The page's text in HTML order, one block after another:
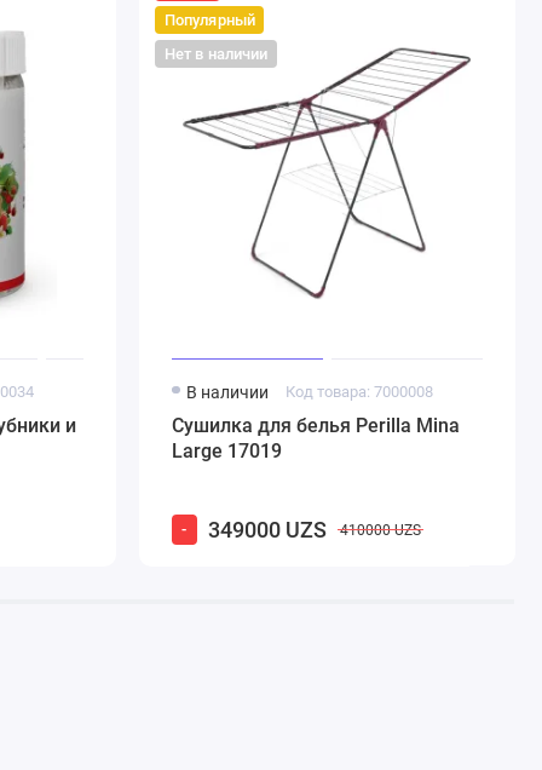
и
Популярный
Нет в наличии
В наличии Код товара: 7000008
Сушилка для белья Perilla Mina
Large 17019
- 349000 UZS 410000 UZS